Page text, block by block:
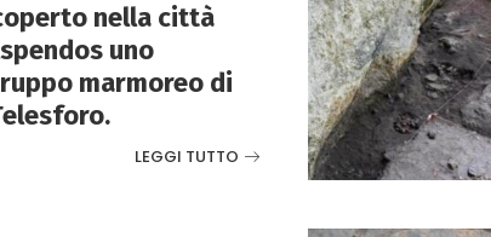
nella città
uno
marmoreo di
LEGGI TUTTO